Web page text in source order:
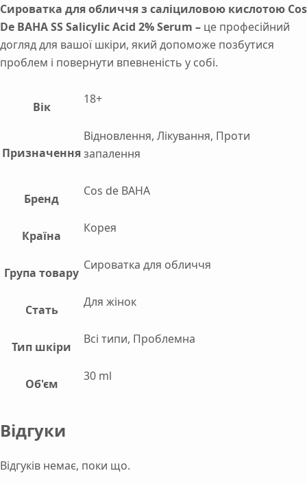
Сироватка для обличчя з саліциловою кислотою Cos
De BAHA SS Salicylic Acid 2% Serum – це професійний
догляд для вашої шкіри, який допоможе позбутися
проблем і повернути впевненість у собі.
Вік
18+
Призначення
Відновлення, Лікування, Проти
запалення
Бренд
Сos de BAHA
Країна
Корея
Група товару
Сироватка для обличчя
Стать
Для жінок
Тип шкіри
Всі типи, Проблемна
Об'єм
30 ml
Відгуки
Відгуків немає, поки що.